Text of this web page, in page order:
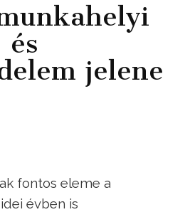
és
jelene
fontos eleme a
évben is